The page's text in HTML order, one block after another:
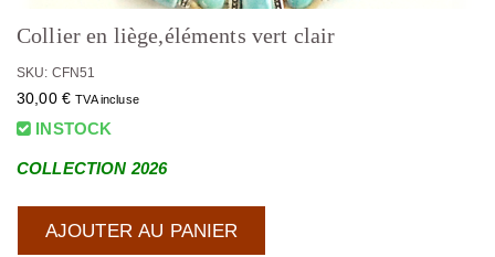
Collier en liège,éléments vert clair
SKU: CFN51
30,00 € TVA incluse
INSTOCK
COLLECTION 2026
AJOUTER AU PANIER